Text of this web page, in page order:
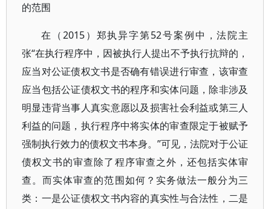
的范围
在（2015）郑执异字第52号案例中，法院主
张“在执行程序中，因被执行人提出不予执行抗辩的，
应当对公证债权文书是否确有错误进行审查，该审查
应当包括公证债权文书的程序和实体问题，除非涉及
明显违背当事人真实意愿以及损害社会利益或第三人
利益的问题，执行程序中将实体的审查限定于被赋予
强制执行效力的债权文书本身。”可见，法院对于公证
债权文书的审查除了程序审查之外，还包括实体审
查。而实体审查的范围如何？实务做法一般分为三
类：一是公证债权文书内容的真实性与合法性，二是